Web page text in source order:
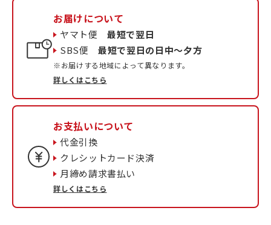
お届けについて
ヤマト便最短で翌日
SBS便最短で翌日の日中〜夕方
※お届けする地域によって異なります。
詳しくはこちら
お支払いについて
代金引換
クレシットカード決済
月締め請求書払い
詳しくはこちら